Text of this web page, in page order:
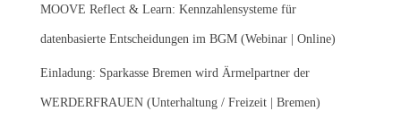
MOOVE Reflect & Learn: Kennzahlensysteme für
datenbasierte Entscheidungen im BGM (Webinar | Online)
Einladung: Sparkasse Bremen wird Ärmelpartner der
WERDERFRAUEN (Unterhaltung / Freizeit | Bremen)